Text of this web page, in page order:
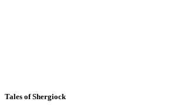
Tales of Shergiock